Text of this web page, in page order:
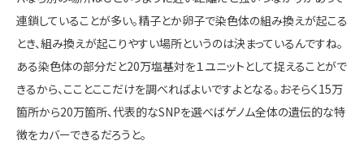
連鎖していることが多い。精子とか卵子で染色体の組み換えが起こる
とき、組み換えが起こりやすい場所というのは決まっているんですね。
ある染色体の部分だと20万塩基対を１ユニットとして捉えることがで
きるから、こことここだけを調べればよいですよとなる。おそらく15万
箇所から20万箇所、代表的なSNPを選べばゲノム全体の遺伝的な特
徴をカバーできるだろうと。